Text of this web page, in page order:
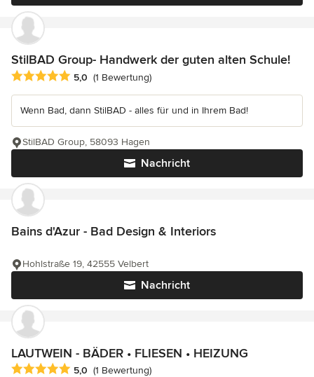
StilBAD Group- Handwerk der guten alten Schule!
Durchschnittliche Bewertung: 5 von 5 Sternen
5,0 (1 Bewertung)
Wenn Bad, dann StilBAD - alles für und in Ihrem Bad!
Nachricht
StilBAD Group, 58093 Hagen
Bains d'Azur - Bad Design & Interiors
Nachricht
Hohlstraße 19, 42555 Velbert
LAUTWEIN - BÄDER • FLIESEN • HEIZUNG
Durchschnittliche Bewertung: 5 von 5 Sternen
5,0 (1 Bewertung)